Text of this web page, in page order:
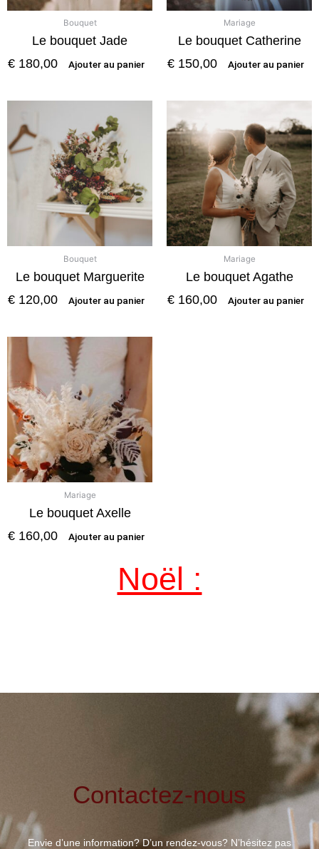
Bouquet
Le bouquet Jade
€ 180,00 Ajouter au panier
Mariage
Le bouquet Catherine
€ 150,00 Ajouter au panier
Bouquet
Le bouquet Marguerite
€ 120,00 Ajouter au panier
Mariage
Le bouquet Agathe
€ 160,00 Ajouter au panier
Mariage
Le bouquet Axelle
€ 160,00 Ajouter au panier
Noël :
Contactez-nous
Envie d’une information? D’un rendez-vous? N’hésitez pas